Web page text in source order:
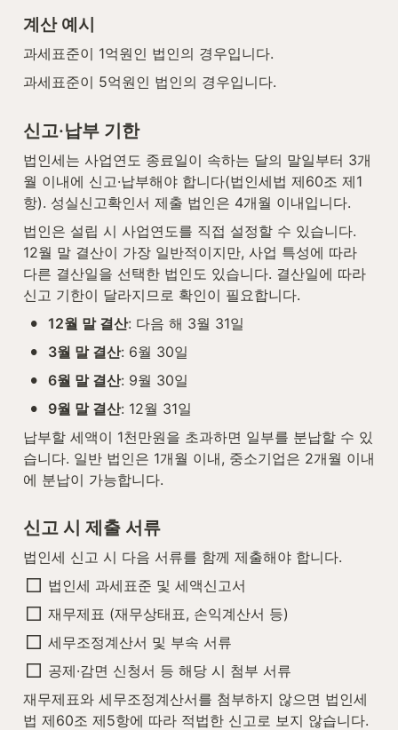
계산 예시
과세표준이 1억원인 법인의 경우입니다.
과세표준이 5억원인 법인의 경우입니다.
신고·납부 기한
법인세는 사업연도 종료일이 속하는 달의 말일부터 3개
월 이내에 신고·납부해야 합니다(법인세법 제60조 제1
항). 성실신고확인서 제출 법인은 4개월 이내입니다.
법인은 설립 시 사업연도를 직접 설정할 수 있습니다.
12월 말 결산이 가장 일반적이지만, 사업 특성에 따라
다른 결산일을 선택한 법인도 있습니다. 결산일에 따라
신고 기한이 달라지므로 확인이 필요합니다.
• 12월 말 결산: 다음 해 3월 31일
• 3월 말 결산: 6월 30일
• 6월 말 결산: 9월 30일
• 9월 말 결산: 12월 31일
납부할 세액이 1천만원을 초과하면 일부를 분납할 수 있
습니다. 일반 법인은 1개월 이내, 중소기업은 2개월 이내
에 분납이 가능합니다.
신고 시 제출 서류
법인세 신고 시 다음 서류를 함께 제출해야 합니다.
법인세 과세표준 및 세액신고서
재무제표 (재무상태표, 손익계산서 등)
세무조정계산서 및 부속 서류
공제·감면 신청서 등 해당 시 첨부 서류
재무제표와 세무조정계산서를 첨부하지 않으면 법인세
법 제60조 제5항에 따라 적법한 신고로 보지 않습니다.